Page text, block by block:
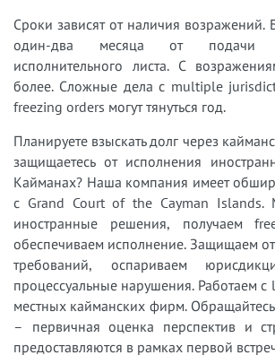
Сроки зависят от наличия возражений.
один-два месяца от подачи
исполнительного листа. С
более. Сложные дела с multiple
freezing orders могут тянуться год.
Планируете взыскать долг через
защищаетесь от исполнения
Кайманах? Наша компания имеет
с Grand Court of the Cayman Islands.
иностранные решения, получаем
обеспечиваем исполнение. Защищаем
требований, оспариваем
процессуальные нарушения. Работаем
местных кайманских фирм. Обращайтесь
– первичная оценка перспектив и
предоставляются в рамках первой